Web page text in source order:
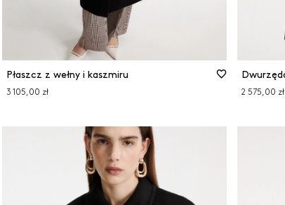
Płaszcz z wełny i kaszmiru
3 105,00 zł 2 575,00 zł